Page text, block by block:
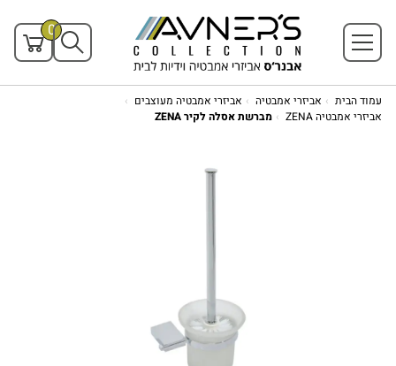
0
עמוד הבית אביזרי אמבטיה
אביזרי אמבטיה מעוצבים
אביזרי אמבטיה ZENA
מברשת אסלה לקיר ZENA